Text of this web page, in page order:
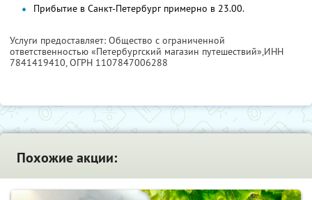
Прибытие в Санкт-Петербург примерно в 23.00.
Услуги предоставляет: Общество с ограниченной
ответственностью «Петербургский магазин путешествий»,ИНН
7841419410, ОГРН 1107847006288
Похожие акции: